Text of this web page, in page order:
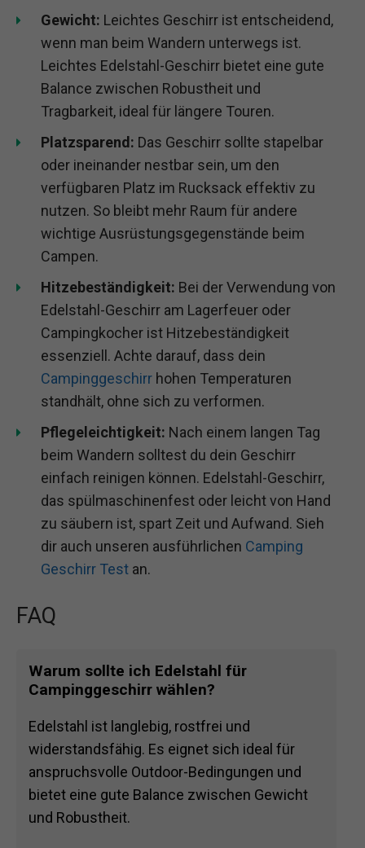
Gewicht: Leichtes Geschirr ist entscheidend,
wenn man beim Wandern unterwegs ist.
Leichtes Edelstahl-Geschirr bietet eine gute
Balance zwischen Robustheit und
Tragbarkeit, ideal für längere Touren.
Platzsparend: Das Geschirr sollte stapelbar
oder ineinander nestbar sein, um den
verfügbaren Platz im Rucksack effektiv zu
nutzen. So bleibt mehr Raum für andere
wichtige Ausrüstungsgegenstände beim
Campen.
Hitzebeständigkeit: Bei der Verwendung von
Edelstahl-Geschirr am Lagerfeuer oder
Campingkocher ist Hitzebeständigkeit
essenziell. Achte darauf, dass dein
Campinggeschirr hohen Temperaturen
standhält, ohne sich zu verformen.
Pflegeleichtigkeit: Nach einem langen Tag
beim Wandern solltest du dein Geschirr
einfach reinigen können. Edelstahl-Geschirr,
das spülmaschinenfest oder leicht von Hand
zu säubern ist, spart Zeit und Aufwand. Sieh
dir auch unseren ausführlichen Camping
Geschirr Test an.
FAQ
Warum sollte ich Edelstahl für
Campinggeschirr wählen?
Edelstahl ist langlebig, rostfrei und
widerstandsfähig. Es eignet sich ideal für
anspruchsvolle Outdoor-Bedingungen und
bietet eine gute Balance zwischen Gewicht
und Robustheit.